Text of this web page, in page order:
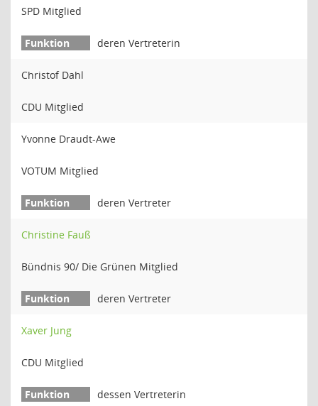
SPD Mitglied
deren Vertreterin
Christof Dahl
CDU Mitglied
Yvonne Draudt-Awe
VOTUM Mitglied
deren Vertreter
Christine Fauß
Bündnis 90/ Die Grünen Mitglied
deren Vertreter
Xaver Jung
CDU Mitglied
dessen Vertreterin